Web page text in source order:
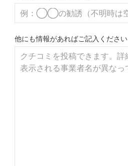
他にも情報があればご記入ください